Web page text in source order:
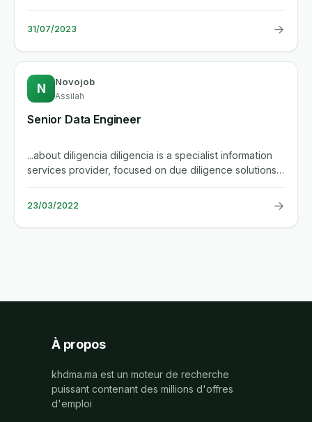
engineer...
31/07/2023 →
N Novojob
Assilah
Senior Data Engineer
...about diligencia diligencia is a specialist information
services provider, focused on due diligence solutions
and...
23/03/2022 →
À propos
khdma.ma est un moteur de recherche
puissant contenant des millions d'offres
d'emploi